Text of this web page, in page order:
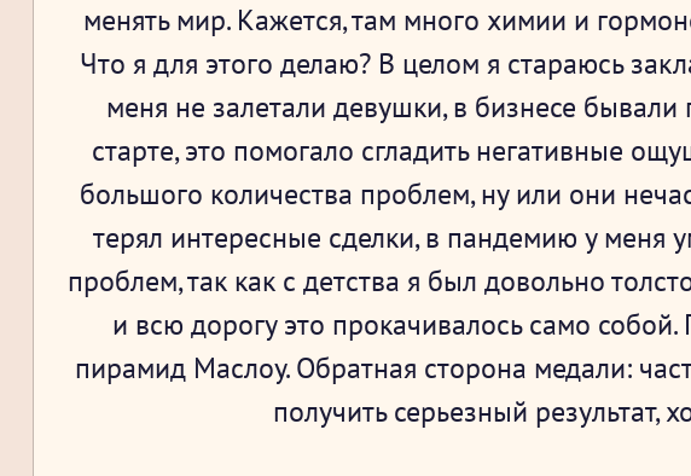
менять мир. Кажется, там много химии и
Что я для этого делаю? В целом я стараюсь
меня не залетали девушки, в бизнесе
старте, это помогало сгладить негативные
большого количества проблем, ну или они
терял интересные сделки, в пандемию у меня
проблем, так как с детства я был довольно
и всю дорогу это прокачивалось само
пирамид Маслоу. Обратная сторона медали:
получить серьезный результат,